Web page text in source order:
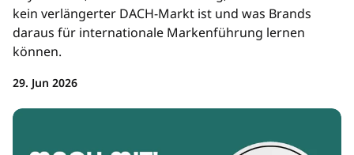
kein verlängerter DACH-Markt ist und was Brands
daraus für internationale Markenführung lernen
können.
29. Jun 2026